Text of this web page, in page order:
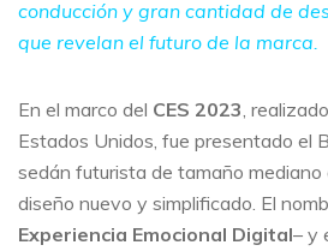
conducción y gran cantidad de
que revelan el futuro de la marca.
En el marco del CES 2023 ,
Estados Unidos, fue presentado el
sedán futurista de tamaño mediano
diseño nuevo y simplificado. El
Experiencia Emocional Digital– y